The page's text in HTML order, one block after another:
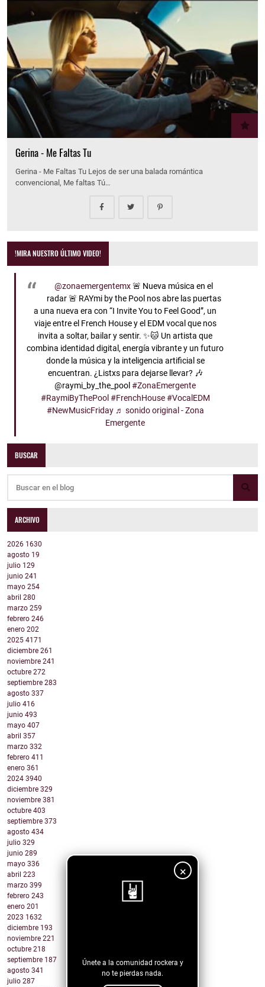
×
Únete a la comunidad rockera y
no te pierdas nada.
Gerina - Me Faltas Tu
Gerina - Me Faltas Tu Lejos de ser una balada romántica
convencional, Me faltas Tú…
!MIRA NUESTRO ÚLTIMO VIDEO!
@zonaemergentemx🚨 Nueva música en el
radar 🚨 RAYmi by the Pool nos abre las puertas
a una nueva era con “I Invite You to Feel Good”, un
viaje entre el French House y el EDM vocal que nos
invita a soltar, bailar y sentir. ✨🐱 Un artista que
combina identidad digital, energía vibrante y un futuro
donde la música y la inteligencia artificial se
encuentran. ¿Listxs para dejarse llevar? 🎶
@raymi_by_the_pool #ZonaEmergente
#RaymiByThePool #FrenchHouse #VocalEDM
#NewMusicFriday ♬ sonido original - Zona
Emergente
BUSCAR
ARCHIVO
2026 1630
agosto 19
julio 129
junio 241
mayo 254
abril 280
marzo 259
febrero 246
enero 202
2025 4171
diciembre 261
noviembre 241
octubre 272
septiembre 283
agosto 337
julio 416
junio 493
mayo 407
abril 357
marzo 332
febrero 411
enero 361
2024 3940
diciembre 329
noviembre 381
octubre 403
septiembre 373
agosto 434
julio 329
junio 289
mayo 336
abril 223
marzo 399
febrero 243
enero 201
2023 1632
diciembre 193
noviembre 221
octubre 218
septiembre 187
agosto 341
julio 287